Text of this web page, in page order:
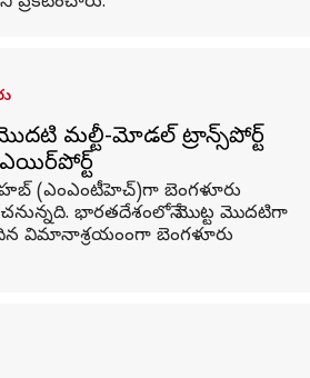
మల్టీ-మోడల్ ట్రాన్స్‌పోర్ట్
హబ్ (ఎంఎంటీహెచ్)గా బెంగళూరు
భారతదేశంలోనే మొట్ట మొదటిగా
విమానాశ్రయంంగా బెంగళూరు